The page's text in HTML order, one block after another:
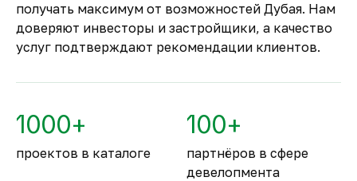
Комфортное и
безопасное место для
жизни
По уровню безопасности жизни
занимают второе место в мире.
получать максимум от возможностей Дубая. Нам
доверяют инвесторы и застройщики, а качество
услуг подтверждают рекомендации клиентов.
1000+
проектов в каталоге
100+
партнёров в сфере
девелопмента